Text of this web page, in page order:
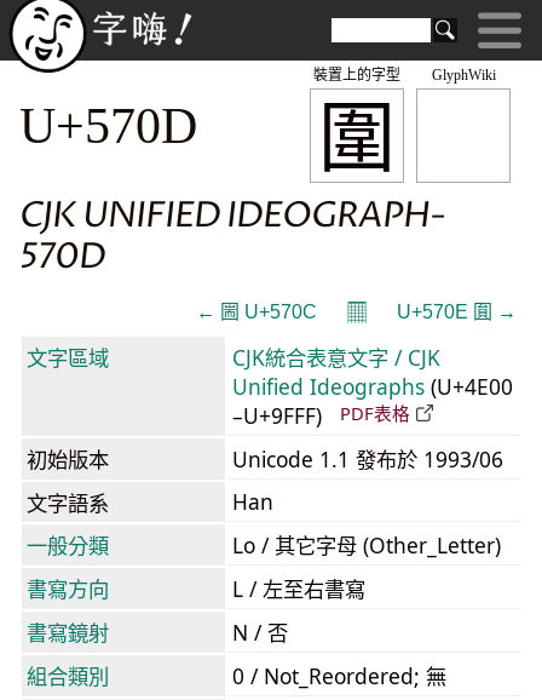
GlyphWiki
圍
裝置上的字型
U+570D
CJK UNIFIED IDEOGRAPH-
570D
← 圌 U+570C 𝄜 U+570E 圎 →
文字區域
CJK統合表意文字 / CJK
Unified Ideographs (U+4E00
–U+9FFF)
PDF表格
初始版本
Unicode 1.1 發布於 1993/06
文字語系
Han
一般分類
Lo / 其它字母 (Other_Letter)
書寫方向
L / 左至右書寫
書寫鏡射
N / 否
組合類別
0 / Not_Reordered; 無